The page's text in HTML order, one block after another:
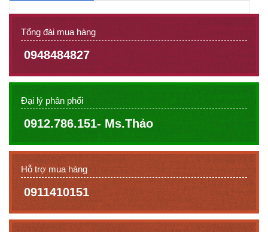
Tổng đài mua hàng
0948484827
Đại lý phân phối
0912.786.151- Ms.Thảo
Hỗ trợ mua hàng
0911410151